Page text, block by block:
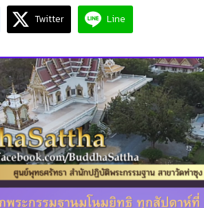
Twitter Line